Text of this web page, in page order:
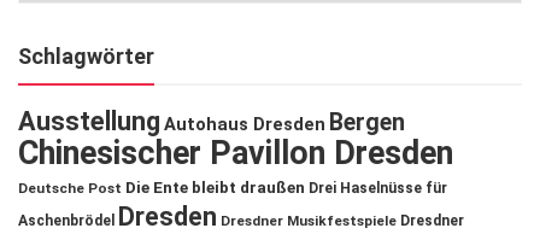
Schlagwörter
Ausstellung Autohaus Dresden Bergen
Chinesischer Pavillon Dresden
Deutsche Post Die Ente bleibt draußen Drei Haselnüsse für
Aschenbrödel
Dresden Dresdner Musikfestspiele Dresdner